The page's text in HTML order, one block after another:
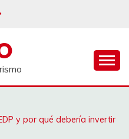
y por qué debería invertir